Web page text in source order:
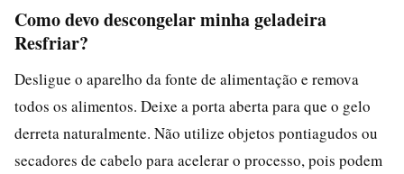
Como devo descongelar minha geladeira
Resfriar?
Desligue o aparelho da fonte de alimentação e remova
todos os alimentos. Deixe a porta aberta para que o gelo
derreta naturalmente. Não utilize objetos pontiagudos ou
secadores de cabelo para acelerar o processo, pois podem